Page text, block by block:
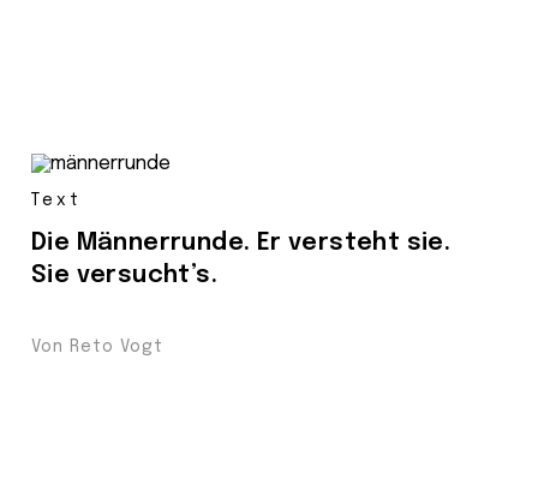
Text
Die Männerrunde. Er versteht sie.
Sie versucht’s.
Von Reto Vogt